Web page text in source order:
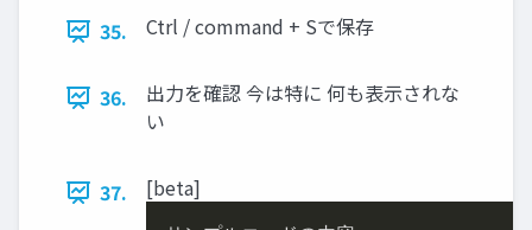
35. Ctrl / command + Sで保存
36.
出⼒を確認 今は特に 何も表⽰されな
い
37. [beta]